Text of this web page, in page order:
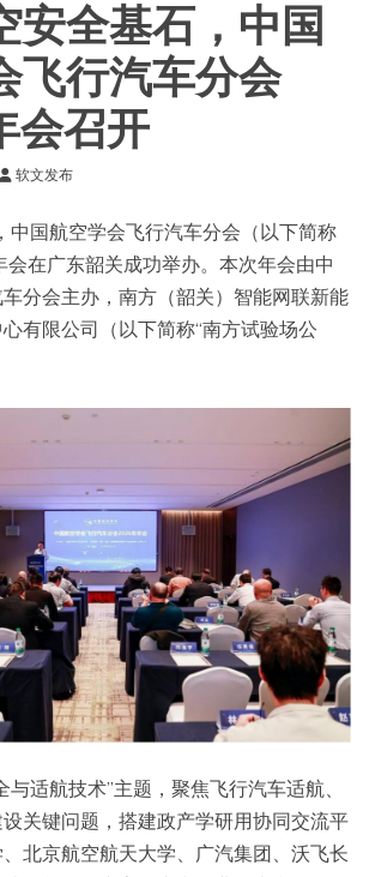
安全基石，中国
飞行汽车分会
会召开
软文发布
国航空学会飞行汽车分会（以下简称
会在广东韶关成功举办。本次年会由中
分会主办，南方（韶关）智能网联新能
有限公司（以下简称“南方试验场公
与适航技术”主题，聚焦飞行汽车适航、
关键问题，搭建政产学研用协同交流平
北京航空航天大学、广汽集团、沃飞长